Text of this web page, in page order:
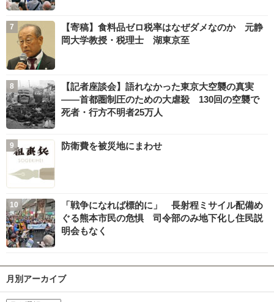
【寄稿】食料品ゼロ税率はなぜダメなのか 元静
岡大学教授・税理士 湖東京至
【記者座談会】語れなかった東京大空襲の真実
――首都圏制圧のための大虐殺 130回の空襲で
死者・行方不明者25万人
防衛費を被災地にまわせ
「戦争になれば標的に」 長射程ミサイル配備め
ぐる熊本市民の危惧 司令部のみ地下化し住民説
明会もなく
月別アーカイブ